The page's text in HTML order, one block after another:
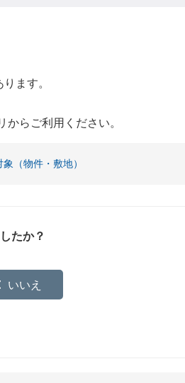
ます。
らご利用ください。
（物件・敷地）
たか？
いいえ